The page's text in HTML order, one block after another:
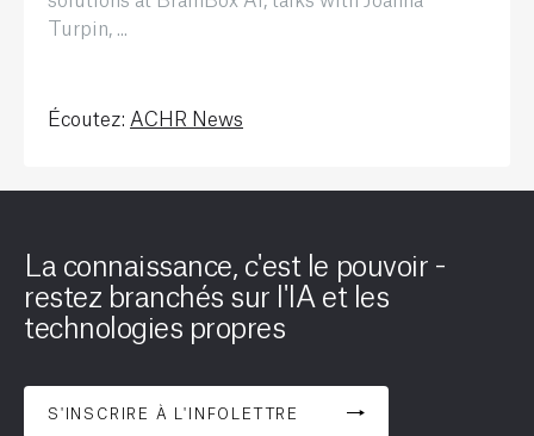
Turpin, ...
Écoutez: ACHR News
La connaissance, c'est le pouvoir -
restez branchés sur l'IA et les
technologies propres
S'INSCRIRE À L'INFOLETTRE